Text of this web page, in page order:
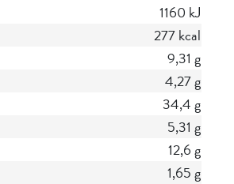
1160 kJ
277 kcal
9,31 g
4,27 g
34,4 g
5,31 g
12,6 g
1,65 g